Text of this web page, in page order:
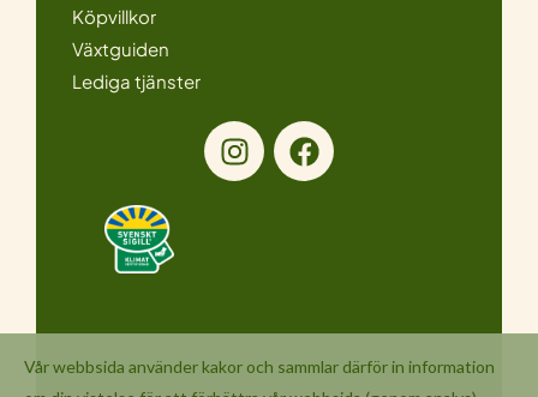
Köpvillkor
Växtguiden
Lediga tjänster
I
n
a
m
F
a
k
Vår webbsida använder kakor och sammlar därför in information